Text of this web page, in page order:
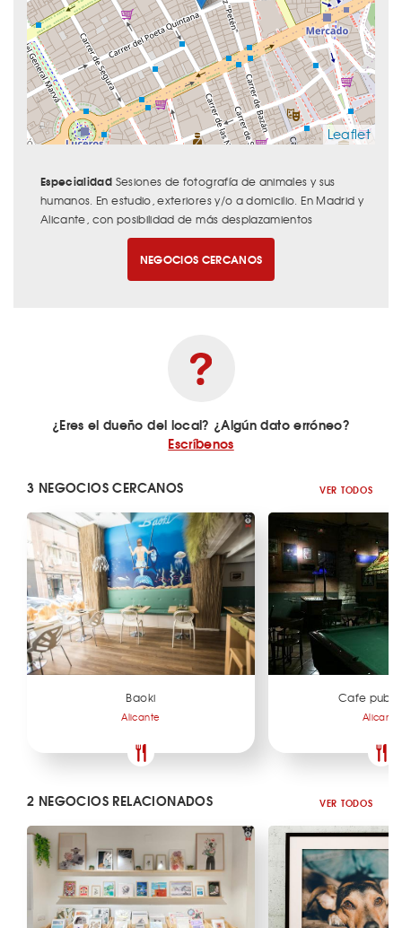
Leaflet
Especialidad Sesiones de fotografía de animales y sus
humanos. En estudio, exteriores y/o a domicilio. En Madrid y
Alicante, con posibilidad de más desplazamientos
NEGOCIOS CERCANOS
¿Eres el dueño del local? ¿Algún dato erróneo?
Escríbenos
3 NEGOCIOS CERCANOS VER TODOS
Baoki
Alicante
Cafe pub
Alicante
2 NEGOCIOS RELACIONADOS VER TODOS